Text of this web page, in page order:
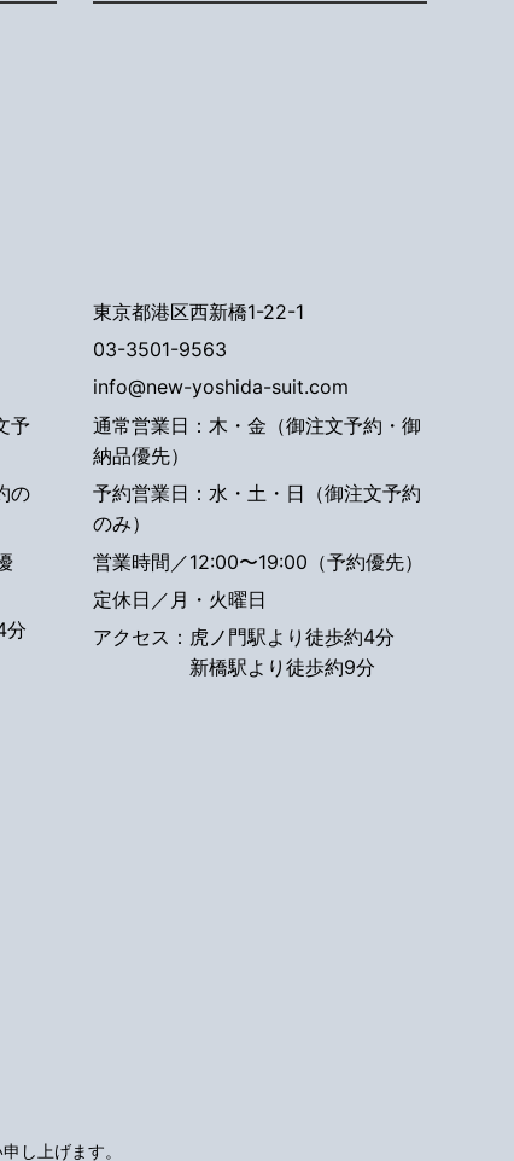
予
の
分
東京都港区西新橋1-22-1
03-3501-9563
info@new-yoshida-suit.com
通常営業日：木・金（御注文予約・御
納品優先）
予約営業日：水・土・日（御注文予約
のみ）
営業時間／12:00〜19:00（予約優先）
定休日／月・火曜日
アクセス： 虎ノ門駅より徒歩約4分
新橋駅より徒歩約9分
し上げます。